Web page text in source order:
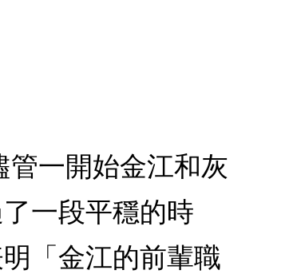
管一開始金江和灰
一段平穩的時
「金江的前輩職